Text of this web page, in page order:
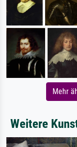
Mehr
Weitere